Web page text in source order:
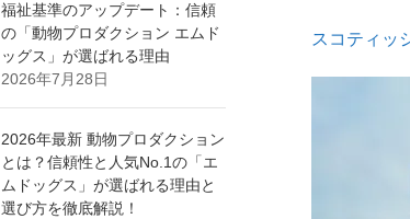
スコティッ
福祉基準のアップデート：信頼
の「動物プロダクション エムド
ッグス」が選ばれる理由
2026年7月28日
2026年最新 動物プロダクション
とは？信頼性と人気No.1の「エ
ムドッグス」が選ばれる理由と
選び方を徹底解説！